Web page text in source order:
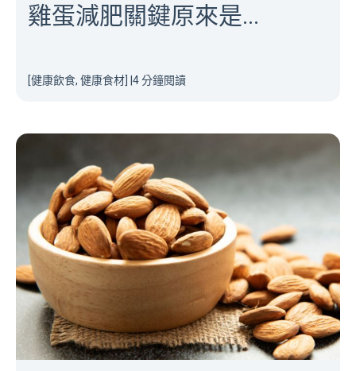
雞蛋減肥關鍵原來是...
[健康飲食, 健康食材] 4 分鐘閱讀